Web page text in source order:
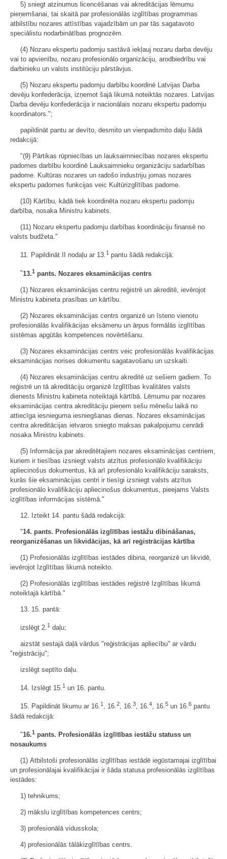
5) sniegt atzinumus licencēšanas vai akreditācijas lēmumu
pieņemšanai, tai skaitā par profesionālās izglītības programmas
atbilstību nozares attīstības vajadzībām un par tās sagatavoto
speciālistu nodarbinātības prognozēm.
(4) Nozaru ekspertu padomju sastāvā iekļauj nozaru darba devēju
vai to apvienību, nozaru profesionālo organizāciju, arodbiedrību vai
darbinieku un valsts institūciju pārstāvjus.
(5) Nozaru ekspertu padomju darbību koordinē Latvijas Darba
devēju konfederācija, izņemot šajā likumā noteiktās nozares. Latvijas
Darba devēju konfederācija ir nacionālais nozaru ekspertu padomju
koordinators.";
papildināt pantu ar devīto, desmito un vienpadsmito daļu šādā
redakcijā:
"(9) Pārtikas rūpniecības un lauksaimniecības nozares ekspertu
padomes darbību koordinē Lauksaimnieku organizāciju sadarbības
padome. Kultūras nozares un radošo industriju jomas nozares
ekspertu padomes funkcijas veic Kultūrizglītības padome.
(10) Kārtību, kādā tiek koordinēta nozaru ekspertu padomju
darbība, nosaka Ministru kabinets.
(11) Nozaru ekspertu padomju darbības koordināciju finansē no
valsts budžeta."
11. Papildināt II nodaļu ar 13.1 pantu šādā redakcijā:
"13.1 pants. Nozares eksaminācijas centrs
(1) Nozares eksaminācijas centru reģistrē un akreditē, ievērojot
Ministru kabineta prasības un kārtību.
(2) Nozares eksaminācijas centrs organizē un īsteno vienotu
profesionālās kvalifikācijas eksāmenu un ārpus formālās izglītības
sistēmas apgūtās kompetences novērtēšanu.
(3) Nozares eksaminācijas centrs veic profesionālās kvalifikācijas
eksaminācijas norises dokumentu sagatavošanu un uzskaiti.
(4) Nozares eksaminācijas centru akreditē uz sešiem gadiem. To
reģistrē un tā akreditāciju organizē Izglītības kvalitātes valsts
dienests Ministru kabineta noteiktajā kārtībā. Lēmumu par nozares
eksaminācijas centra akreditāciju pieņem sešu mēnešu laikā no
attiecīga iesnieguma iesniegšanas dienas. Nozares eksaminācijas
centra akreditācijas ietvaros sniegto maksas pakalpojumu cenrādi
nosaka Ministru kabinets.
(5) Informācija par akreditētajiem nozares eksaminācijas centriem,
kuriem ir tiesības izsniegt valsts atzītus profesionālo kvalifikāciju
apliecinošus dokumentus, kā arī profesionālo kvalifikāciju saraksts,
kurās šie eksaminācijas centri ir tiesīgi izsniegt valsts atzītus
profesionālo kvalifikāciju apliecinošus dokumentus, pieejams Valsts
izglītības informācijas sistēmā."
12. Izteikt 14. pantu šādā redakcijā:
"14. pants. Profesionālās izglītības iestāžu dibināšanas,
reorganizēšanas un likvidācijas, kā arī reģistrācijas kārtība
(1) Profesionālās izglītības iestādes dibina, reorganizē un likvidē,
ievērojot Izglītības likumā noteikto.
(2) Profesionālās izglītības iestādes reģistrē Izglītības likumā
noteiktajā kārtībā."
13. 15. pantā:
izslēgt 2.1 daļu;
aizstāt sestajā daļā vārdus "reģistrācijas apliecību" ar vārdu
"reģistrāciju";
izslēgt septīto daļu.
14. Izslēgt 15.1 un 16. pantu.
15. Papildināt likumu ar 16.1, 16.2, 16.3, 16.4, 16.5 un 16.6 pantu
šādā redakcijā:
"16.1 pants. Profesionālās izglītības iestāžu statuss un
nosaukums
(1) Atbilstoši profesionālās izglītības iestādē iegūstamajai izglītībai
un profesionālajai kvalifikācijai ir šāda statusa profesionālās izglītības
iestādes:
1) tehnikums;
2) mākslu izglītības kompetences centrs;
3) profesionālā vidusskola;
4) profesionālās tālākizglītības centrs.